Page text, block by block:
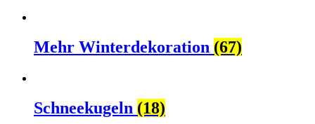
Mehr Winterdekoration (67)
Schneekugeln (18)